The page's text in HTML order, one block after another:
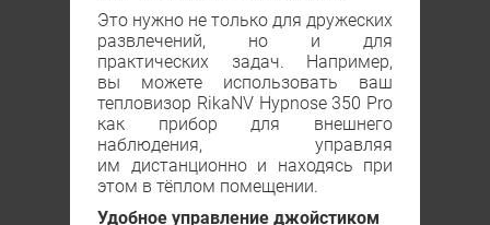
Это нужно не только для дружеских
развлечений, но и для
практических задач. Например,
вы можете использовать ваш
тепловизор RikaNV Hypnose 350 Рro
как прибор для внешнего
наблюдения, управляя
им дистанционно и находясь при
этом в тёплом помещении.
Удобное управление джойстиком